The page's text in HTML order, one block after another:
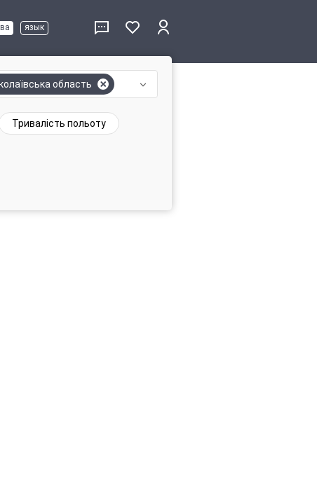
язык
область
Тривалість польоту